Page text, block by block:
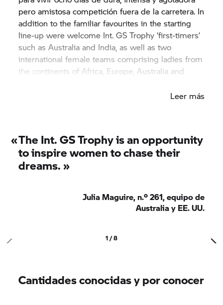
pero amistosa competición fuera de la carretera. In
addition to the familiar favourites in the starting
line-up were welcome Int.GS Trophy ‘first-timers’
such as Australia and India, as well as two
international female teams comprising ladies from
the continents of Africa, Europe, Australia and
Leer más
«The Int.GS Trophyis an opportunity
to inspire women to chase their
dreams. »
Julia Maguire, n.º 261, equipo de
Australia y EE. UU.
1 / 8
Cantidades conocidas y por conocer